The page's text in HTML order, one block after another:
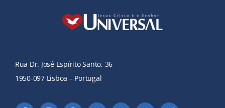
Rua Dr. José Espírito Santo, 36
1950-097 Lisboa – Portugal